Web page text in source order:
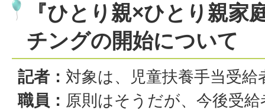
『ひとり親×ひとり親家
チングの開始について
記者： 対象は、児童扶養手当受給
職員： 原則はそうだが、今後受